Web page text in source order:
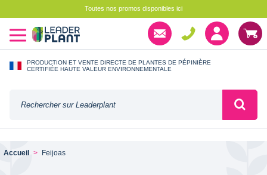
Toutes nos promos disponibles ici
PRODUCTION ET VENTE DIRECTE DE PLANTES DE PÉPINIÈRE
CERTIFIÉE HAUTE VALEUR ENVIRONNEMENTALE
Accueil Feijoas